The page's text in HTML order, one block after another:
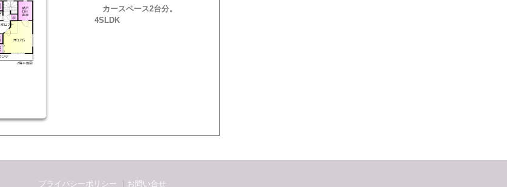
カースペース2台分。
4SLDK
プライバシーポリシー お問い合せ